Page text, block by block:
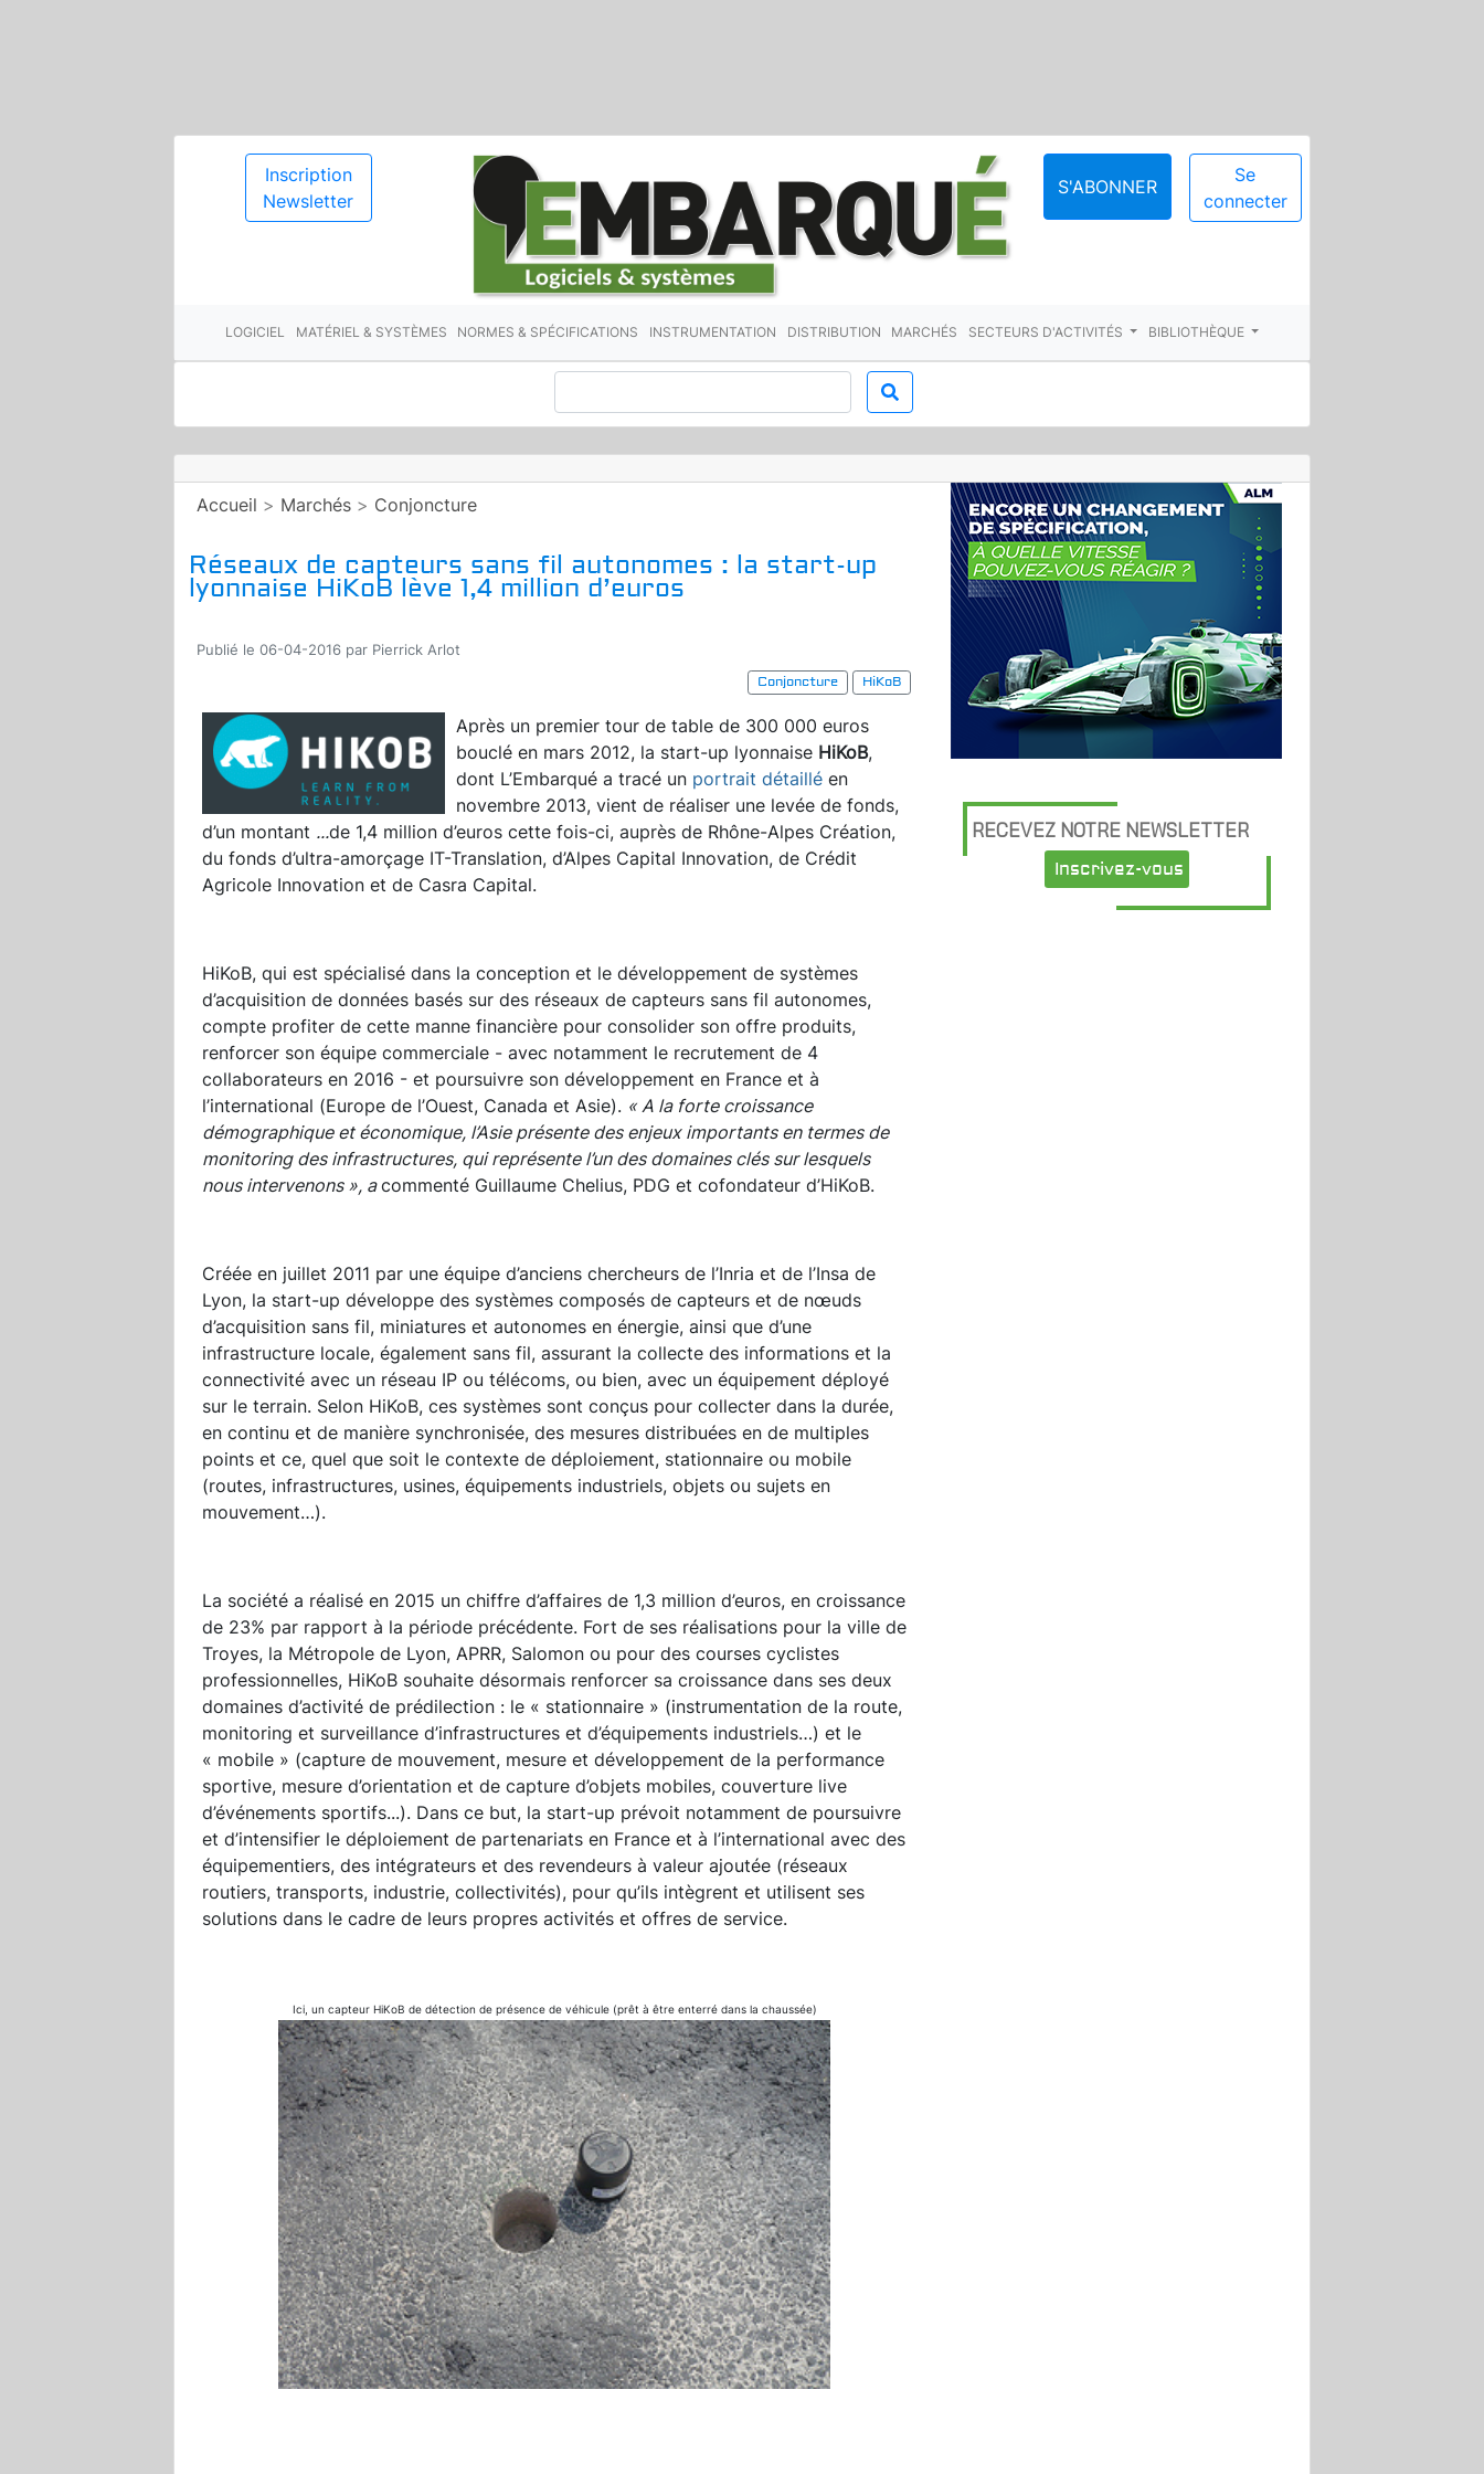
Inscription
Newsletter
S'ABONNER
Se
connecter
LOGICIEL MATÉRIEL & SYSTÈMES NORMES & SPÉCIFICATIONS INSTRUMENTATION DISTRIBUTION MARCHÉS SECTEURS D'ACTIVITÉS BIBLIOTHÈQUE
Accueil > Marchés > Conjoncture
Réseaux de capteurs sans fil autonomes : la start-up
lyonnaise HiKoB lève 1,4 million d’euros
Publié le 06-04-2016 par Pierrick Arlot
Conjoncture
HiKoB
Après un premier tour de table de 300 000 euros
bouclé en mars 2012, la start-up lyonnaise HiKoB,
dont L’Embarqué a tracé un portrait détaillé en
novembre 2013, vient de réaliser une levée de fonds,
d’un montant ...de 1,4 million d’euros cette fois-ci, auprès de Rhône-Alpes Création,
du fonds d’ultra-amorçage IT-Translation, d’Alpes Capital Innovation, de Crédit
Agricole Innovation et de Casra Capital.
HiKoB, qui est spécialisé dans la conception et le développement de systèmes
d’acquisition de données basés sur des réseaux de capteurs sans fil autonomes,
compte profiter de cette manne financière pour consolider son offre produits,
renforcer son équipe commerciale - avec notamment le recrutement de 4
collaborateurs en 2016 - et poursuivre son développement en France et à
l’international (Europe de l’Ouest, Canada et Asie). « A la forte croissance
démographique et économique, l’Asie présente des enjeux importants en termes de
monitoring des infrastructures, qui représente l’un des domaines clés sur lesquels
nous intervenons », acommenté Guillaume Chelius, PDG et cofondateur d’HiKoB.
Créée en juillet 2011 par une équipe d’anciens chercheurs de l’Inria et de l’Insa de
Lyon, la start-up développe des systèmes composés de capteurs et de nœuds
d’acquisition sans fil, miniatures et autonomes en énergie, ainsi que d’une
infrastructure locale, également sans fil, assurant la collecte des informations et la
connectivité avec un réseau IP ou télécoms, ou bien, avec un équipement déployé
sur le terrain. Selon HiKoB, ces systèmes sont conçus pour collecter dans la durée,
en continu et de manière synchronisée, des mesures distribuées en de multiples
points et ce, quel que soit le contexte de déploiement, stationnaire ou mobile
(routes, infrastructures, usines, équipements industriels, objets ou sujets en
mouvement…).
La société a réalisé en 2015 un chiffre d’affaires de 1,3 million d’euros, en croissance
de 23% par rapport à la période précédente. Fort de ses réalisations pour la ville de
Troyes, la Métropole de Lyon, APRR, Salomon ou pour des courses cyclistes
professionnelles, HiKoB souhaite désormais renforcer sa croissance dans ses deux
domaines d’activité de prédilection : le « stationnaire » (instrumentation de la route,
monitoring et surveillance d’infrastructures et d’équipements industriels…) et le
« mobile » (capture de mouvement, mesure et développement de la performance
sportive, mesure d’orientation et de capture d’objets mobiles, couverture live
d’événements sportifs...). Dans ce but, la start-up prévoit notamment de poursuivre
et d’intensifier le déploiement de partenariats en France et à l’international avec des
équipementiers, des intégrateurs et des revendeurs à valeur ajoutée (réseaux
routiers, transports, industrie, collectivités), pour qu’ils intègrent et utilisent ses
solutions dans le cadre de leurs propres activités et offres de service.
Ici, un capteur HiKoB de détection de présence de véhicule (prêt à être enterré dans la chaussée)
RECEVEZ NOTRE NEWSLETTER
Inscrivez-vous